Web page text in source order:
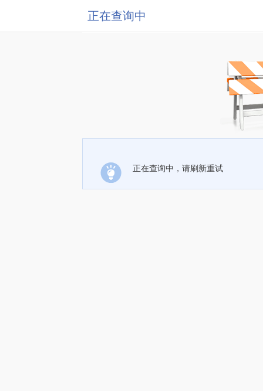
正在查询中
正在查询中，请刷新重试